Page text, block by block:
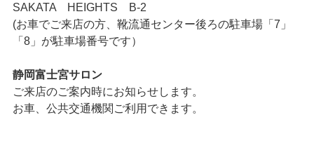
SAKATA HEIGHTS B-2
(お車でご来店の方、靴流通センター後ろの駐車場「7」
「8」が駐車場番号です）
静岡富士宮サロン
ご来店のご案内時にお知らせします。
お車、公共交通機関ご利用できます。